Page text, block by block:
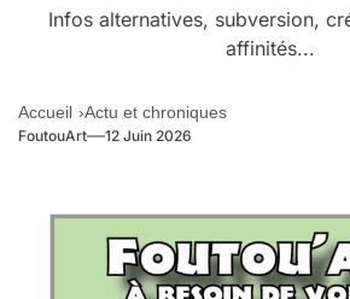
Infos alternatives, subversion,
affinités...
Accueil Actu et chroniques
FoutouArt 12 Juin 2026